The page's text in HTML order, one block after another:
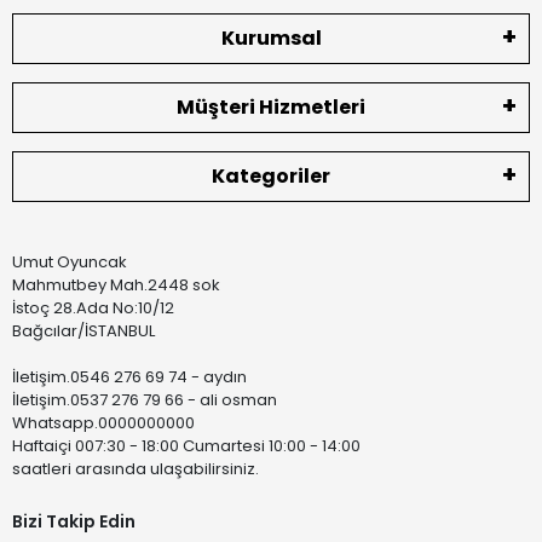
Kurumsal
Müşteri Hizmetleri
Kategoriler
Umut Oyuncak
Mahmutbey Mah.2448 sok
İstoç 28.Ada No:10/12
Bağcılar/İSTANBUL
İletişim.0546 276 69 74 - aydın
İletişim.0537 276 79 66 - ali osman
Whatsapp.0000000000
Haftaiçi 007:30 - 18:00 Cumartesi 10:00 - 14:00
saatleri arasında ulaşabilirsiniz.
Bizi Takip Edin